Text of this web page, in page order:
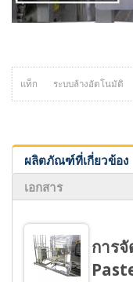
แท็ก ระบบล้างอัตโนมัติ
ผลิตภัณฑ์ที่เกี่ยวข้อง
เอกสาร
การจั